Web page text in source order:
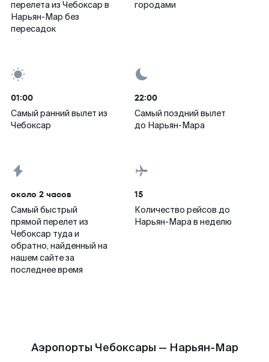
перелета из Чебоксар в
Нарьян-Мар без
пересадок
городами
01:00
Самый ранний вылет из
Чебоксар
22:00
Самый поздний вылет
до Нарьян-Мара
около 2 часов
Самый быстрый
прямой перелет из
Чебоксар туда и
обратно, найденный на
нашем сайте за
последнее время
15
Количество рейсов до
Нарьян-Мара в неделю
Аэропорты Чебоксары — Нарьян-Мар